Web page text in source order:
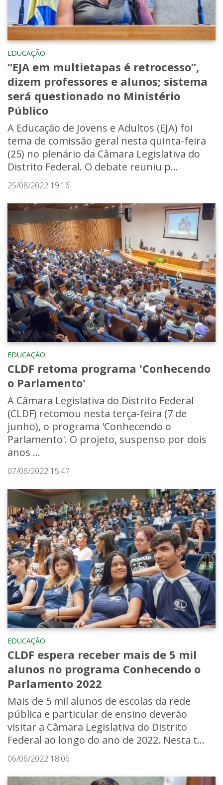
EDUCAÇÃO
“EJA em multietapas é retrocesso”,
dizem professores e alunos; sistema
será questionado no Ministério
Público
A Educação de Jovens e Adultos (EJA) foi
tema de comissão geral nesta quinta-feira
(25) no plenário da Câmara Legislativa do
Distrito Federal. O debate reuniu p...
25/08/2022 19:16
EDUCAÇÃO
CLDF retoma programa 'Conhecendo
o Parlamento'
A Câmara Legislativa do Distrito Federal
(CLDF) retomou nesta terça-feira (7 de
junho), o programa 'Conhecendo o
Parlamento'. O projeto, suspenso por dois
anos ...
07/06/2022 15:47
EDUCAÇÃO
CLDF espera receber mais de 5 mil
alunos no programa Conhecendo o
Parlamento 2022
Mais de 5 mil alunos de escolas da rede
pública e particular de ensino deverão
visitar a Câmara Legislativa do Distrito
Federal ao longo do ano de 2022. Nesta t...
06/06/2022 18:06